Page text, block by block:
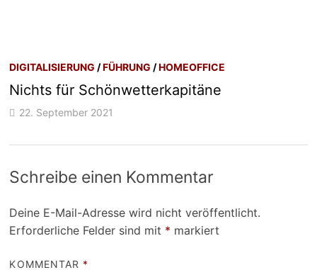
DIGITALISIERUNG /FÜHRUNG /HOMEOFFICE
Nichts für Schönwetterkapitäne
22. September 2021
Schreibe einen Kommentar
Deine E-Mail-Adresse wird nicht veröffentlicht.
Erforderliche Felder sind mit * markiert
KOMMENTAR *